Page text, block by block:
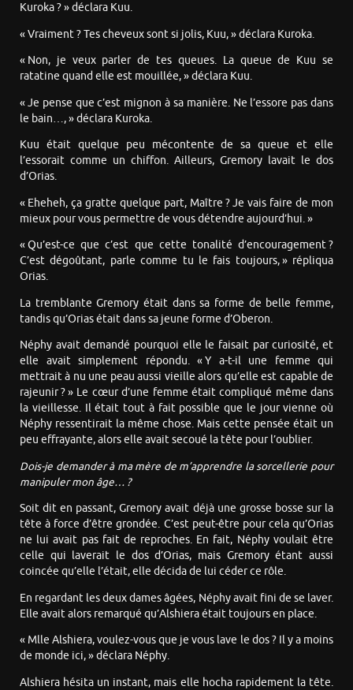
Kuroka ? » déclara Kuu.
« Vraiment ? Tes cheveux sont si jolis, Kuu, » déclara Kuroka.
« Non, je veux parler de tes queues. La queue de Kuu se
ratatine quand elle est mouillée, » déclara Kuu.
« Je pense que c’est mignon à sa manière. Ne l’essore pas dans
le bain…, » déclara Kuroka.
Kuu était quelque peu mécontente de sa queue et elle
l’essorait comme un chiffon. Ailleurs, Gremory lavait le dos
d’Orias.
« Eheheh, ça gratte quelque part, Maître ? Je vais faire de mon
mieux pour vous permettre de vous détendre aujourd’hui. »
« Qu’est-ce que c’est que cette tonalité d’encouragement ?
C’est dégoûtant, parle comme tu le fais toujours, » répliqua
Orias.
La tremblante Gremory était dans sa forme de belle femme,
tandis qu’Orias était dans sa jeune forme d’Oberon.
Néphy avait demandé pourquoi elle le faisait par curiosité, et
elle avait simplement répondu. « Y a-t-il une femme qui
mettrait à nu une peau aussi vieille alors qu’elle est capable de
rajeunir ? » Le cœur d’une femme était compliqué même dans
la vieillesse. Il était tout à fait possible que le jour vienne où
Néphy ressentirait la même chose. Mais cette pensée était un
peu effrayante, alors elle avait secoué la tête pour l’oublier.
Dois-je demander à ma mère de m’apprendre la sorcellerie pour
manipuler mon âge… ?
Soit dit en passant, Gremory avait déjà une grosse bosse sur la
tête à force d’être grondée. C’est peut-être pour cela qu’Orias
ne lui avait pas fait de reproches. En fait, Néphy voulait être
celle qui laverait le dos d’Orias, mais Gremory étant aussi
coincée qu’elle l’était, elle décida de lui céder ce rôle.
En regardant les deux dames âgées, Néphy avait fini de se laver.
Elle avait alors remarqué qu’Alshiera était toujours en place.
« Mlle Alshiera, voulez-vous que je vous lave le dos ? Il y a moins
de monde ici, » déclara Néphy.
Alshiera hésita un instant, mais elle hocha rapidement la tête.